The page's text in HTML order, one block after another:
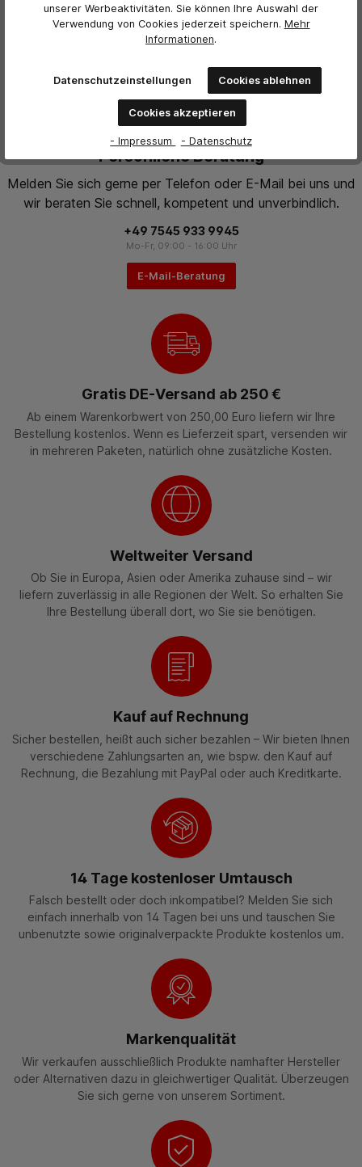
Persönliche Beratung
Melden Sie sich gerne per Telefon oder E-Mail bei uns und
wir beraten Sie schnell, kompetent und unverbindlich.
+49 7545 933 9945
Mo-Fr, 09:00 - 16:00 Uhr
E-Mail-Beratung
Gratis DE-Versand ab 250 €
Ab einem Warenkorbwert von 250,00 Euro liefern wir Ihre
Bestellung kostenlos. Wenn es Lieferzeit spart, versenden wir
in mehreren Paketen, natürlich ohne zusätzliche Kosten.
Weltweiter Versand
Ob Sie in Europa, Asien oder Amerika zuhause sind – wir
liefern zuverlässig in alle Regionen der Welt. So erhalten Sie
Ihre Bestellung überall dort, wo Sie sie benötigen.
Kauf auf Rechnung
Sicher bestellen, heißt auch sicher bezahlen – Wir bieten Ihnen
verschiedene Zahlungsarten an, wie bspw. den Kauf auf
Rechnung, die Bezahlung mit PayPal oder auch Kreditkarte.
14 Tage kostenloser Umtausch
Falsch bestellt oder doch inkompatibel? Melden Sie sich
einfach innerhalb von 14 Tagen bei uns und tauschen Sie
unbenutzte sowie originalverpackte Produkte kostenlos um.
Markenqualität
Wir verkaufen ausschließlich Produkte namhafter Hersteller
oder Alternativen dazu in gleichwertiger Qualität. Überzeugen
Sie sich gerne von unserem Sortiment.
unserer Werbeaktivitäten. Sie können Ihre Auswahl der
Verwendung von Cookies jederzeit speichern. Mehr
Informationen.
Datenschutzeinstellungen Cookies ablehnen
Cookies akzeptieren
- Impressum - Datenschutz